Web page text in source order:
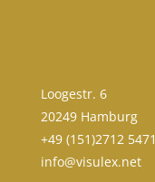
Loogestr. 6
20249 Hamburg
+49 (151)2712 5471
info@visulex.net